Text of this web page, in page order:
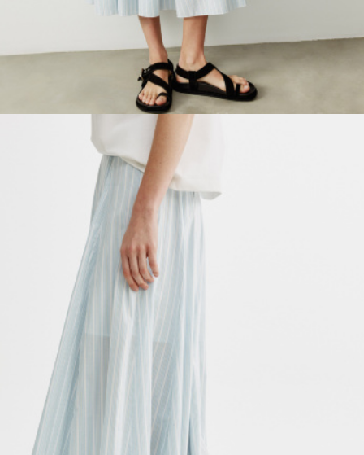
СКОРО В ПРОДАЖЕ
РАСПРОДАЖА ДО -60%
ПОДАРОЧНЫЕ СЕРТИФИКАТЫ
КЛУБ 12:00
HELLO, ТРОПИКИ
АКСЕССУАРЫ
SELA × МАЛЕНЬКИЙ ПРИНЦ
ПРИМЕРИТЬ ОНЛАЙН
SELA × HELLO KITTY
ДЕНИМ
СКОРО В ПРОДАЖЕ
РАСПРОДАЖА ДО -60%
ЛУКБУКИ